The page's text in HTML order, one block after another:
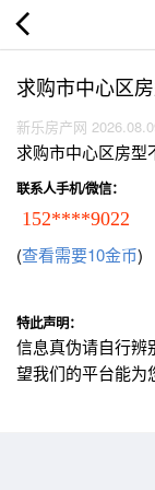
求购市中心区
新乐房产网
求购市中心区房型
联系人手机/微信：
152****9022
(查看需要10金币)
特此声明：
信息真伪请自行辨
望我们的平台能为